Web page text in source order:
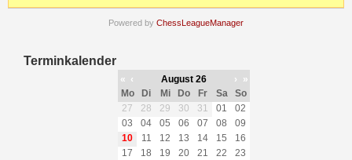
Powered by ChessLeagueManager
Terminkalender
« ‹ August 26 ›
»
Mo
Di Mi Do Fr Sa
So
27
28 29 30 31 01
02
03
04 05 06 07 08
09
10
11 12 13 14 15
16
17
18 19 20 21 22
23